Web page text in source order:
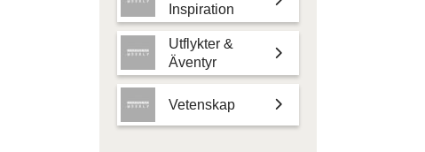
Inspiration
Utflykter &
Äventyr
Vetenskap